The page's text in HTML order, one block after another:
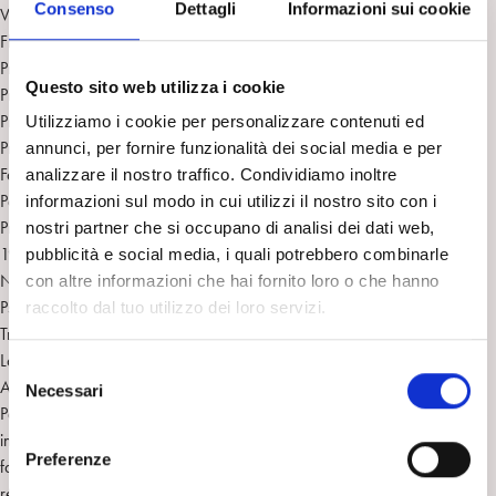
Consenso Dettagli Informazioni sui cookie
Questo sito web utilizza i cookie
Utilizziamo i cookie per personalizzare contenuti ed
annunci, per fornire funzionalità dei social media e per
analizzare il nostro traffico. Condividiamo inoltre
informazioni sul modo in cui utilizzi il nostro sito con i
nostri partner che si occupano di analisi dei dati web,
pubblicità e social media, i quali potrebbero combinarle
con altre informazioni che hai fornito loro o che hanno
raccolto dal tuo utilizzo dei loro servizi.
S
e
l
z
Necessari
Preferenze
Vie et mort en psychanalyse (Life and Death in Psychoanalysis), Paris,
Flammarion, 1970.
Problématiques I: L’angoisse, Paris, PUF, 1980.
Problématiques II: Castration-Symbolisations, Paris, PUF, 1980.
Problématiques III: La Sublimation, Paris, PUF, 1980.
Problématiques IV: L’inconscient et le ça, Paris, PUF, 1981.
Fantasme originaire. Fantasmes des origines. Origines du fantasme,
Paris, Hachette 1985.
Problématiques V: Le baquet-transcendence du transfert, Paris, PUF,
1987.
Nouveaux fondements pour la psychanalyse (New Foundations for
Psychoanalysis), Paris, PUF, 1987.
Traduire Freud, Paris, PUF, 1989.
La révolution copernicienne inachevée (Travaux 1967-1992), Paris,
Aubier, 1992 Nuova edizione Le Primat de l’autre en psychanalyse,
Paris, Flammarion, 1997 poi ripubblicato in La Révolution copernicienne
inachevée : PUF / Quadrige, 2008. Inoltre, La pulsion pour quoi
faire (Paris, APF, 1984) e “Le mur et l’arcade” sono stati riuniti in: La